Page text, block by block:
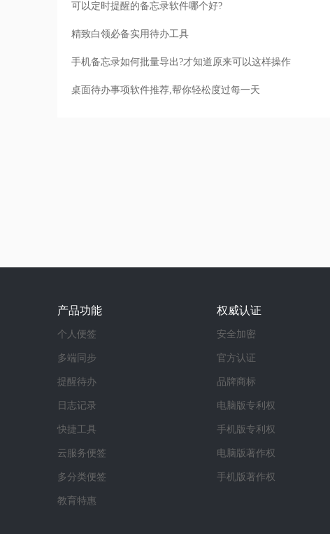
可以定时提醒的备忘录软件哪个好?
精致白领必备实用待办工具
手机备忘录如何批量导出?才知道原来可以这样操作
桌面待办事项软件推荐,帮你轻松度过每一天
产品功能
个人便签
多端同步
提醒待办
日志记录
快捷工具
云服务便签
多分类便签
教育特惠
权威认证
安全加密
官方认证
品牌商标
电脑版专利权
手机版专利权
电脑版著作权
手机版著作权